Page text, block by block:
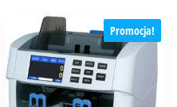
Promocja!